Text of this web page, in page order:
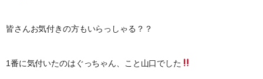
皆さんお気付きの方もいらっしゃる？？
1番に気付いたのはぐっちゃん、こと山口でした